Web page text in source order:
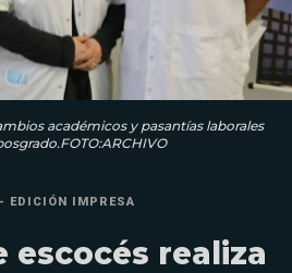
académicos y pasantías laborales
EDICIÓN IMPRESA
escocés realiza